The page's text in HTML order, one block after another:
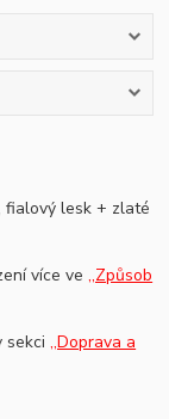
fialový lesk + zlaté
více ve,,Způsob
sekci,,Doprava a